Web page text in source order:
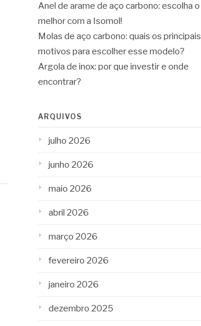
Anel de arame de aço carbono: escolha o
melhor com a Isomol!
Molas de aço carbono: quais os principais
motivos para escolher esse modelo?
Argola de inox: por que investir e onde
encontrar?
ARQUIVOS
julho 2026
junho 2026
maio 2026
abril 2026
março 2026
fevereiro 2026
janeiro 2026
dezembro 2025